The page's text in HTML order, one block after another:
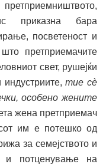
приказна бара
посветеност и
претприемачите
свет, рушејќи
индустриите,тие сè
особено жените
жена претприемач
им е потешко од
за семејството и
и потценување на